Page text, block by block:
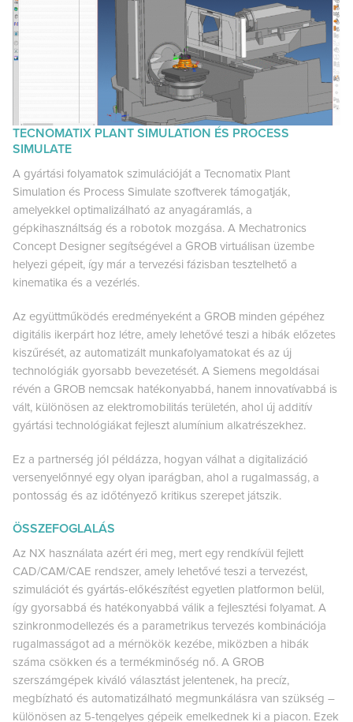
TECNOMATIX PLANT SIMULATION ÉS PROCESS
SIMULATE
A gyártási folyamatok szimulációját a Tecnomatix Plant
Simulation és Process Simulate szoftverek támogatják,
amelyekkel optimalizálható az anyagáramlás, a
gépkihasználtság és a robotok mozgása. A Mechatronics
Concept Designer segítségével a GROB virtuálisan üzembe
helyezi gépeit, így már a tervezési fázisban tesztelhető a
kinematika és a vezérlés.
Az együttműködés eredményeként a GROB minden gépéhez
digitális ikerpárt hoz létre, amely lehetővé teszi a hibák előzetes
kiszűrését, az automatizált munkafolyamatokat és az új
technológiák gyorsabb bevezetését. A Siemens megoldásai
révén a GROB nemcsak hatékonyabbá, hanem innovatívabbá is
vált, különösen az elektromobilitás területén, ahol új additív
gyártási technológiákat fejleszt alumínium alkatrészekhez.
Ez a partnerség jól példázza, hogyan válhat a digitalizáció
versenyelőnnyé egy olyan iparágban, ahol a rugalmasság, a
pontosság és az időtényező kritikus szerepet játszik.
ÖSSZEFOGLALÁS
Az NX használata azért éri meg, mert egy rendkívül fejlett
CAD/CAM/CAE rendszer, amely lehetővé teszi a tervezést,
szimulációt és gyártás-előkészítést egyetlen platformon belül,
így gyorsabbá és hatékonyabbá válik a fejlesztési folyamat. A
szinkronmodellezés és a parametrikus tervezés kombinációja
rugalmasságot ad a mérnökök kezébe, miközben a hibák
száma csökken és a termékminőség nő. A GROB
szerszámgépek kiváló választást jelentenek, ha precíz,
megbízható és automatizálható megmunkálásra van szükség –
különösen az 5-tengelyes gépeik emelkednek ki a piacon. Ezek